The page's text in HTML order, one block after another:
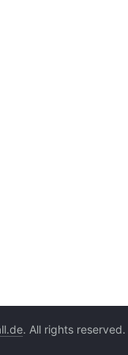
. All rights reserved.